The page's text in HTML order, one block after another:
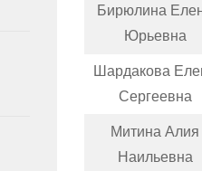
Бирюлина
Юрьевна
Шардакова
Сергеевна
Митина Алия
Наильевна